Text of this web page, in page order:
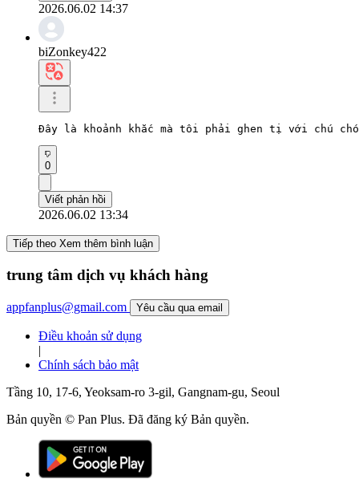
2026.06.02 14:37
biZonkey422
Đây là khoảnh khắc mà tôi phải ghen tị với chú
0
Viết phản hồi
2026.06.02 13:34
Tiếp theo Xem thêm bình luận
trung tâm dịch vụ khách hàng
appfanplus@gmail.com Yêu cầu qua email
Điều khoản sử dụng
|
Chính sách bảo mật
Tầng 10, 17-6, Yeoksam-ro 3-gil, Gangnam-gu, Seoul
Bản quyền © Pan Plus. Đã đăng ký Bản quyền.